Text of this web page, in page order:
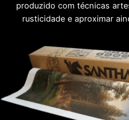
produzido com técnicas
rusticidade e aproximar